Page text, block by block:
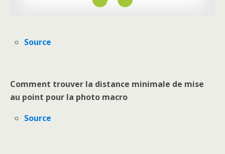
Source
Comment trouver la distance minimale de mise
au point pour la photo macro
Source